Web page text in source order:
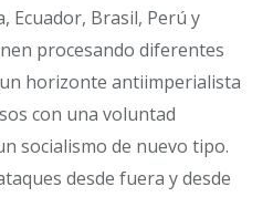
Ecuador, Brasil, Perú y
procesando diferentes
horizonte antiimperialista
con una voluntad
socialismo de nuevo tipo.
desde fuera y desde